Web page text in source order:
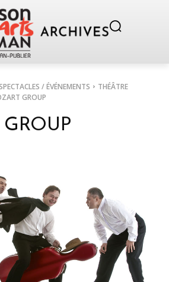
/ ÉVÉNEMENTS
THÉÂTRE
GROUP